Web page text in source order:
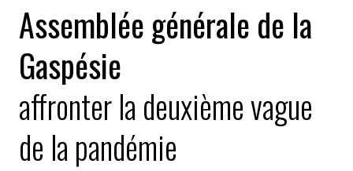
Assemblée générale de la
Gaspésie
affronter la deuxième vague
de la pandémie